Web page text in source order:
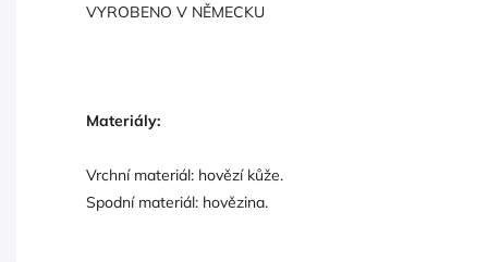
VYROBENO V NĚMECKU
Materiály:
Vrchní materiál: hovězí kůže.
Spodní materiál: hovězina.